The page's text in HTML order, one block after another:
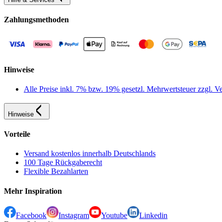
Zahlungsmethoden
Hinweise
Alle Preise inkl. 7% bzw. 19% gesetzl. Mehrwertsteuer zzgl.
Hinweise
Vorteile
Versand kostenlos innerhalb Deutschlands
100 Tage Rückgaberecht
Flexible Bezahlarten
Mehr Inspiration
Facebook Instagram Youtube
Linkedin